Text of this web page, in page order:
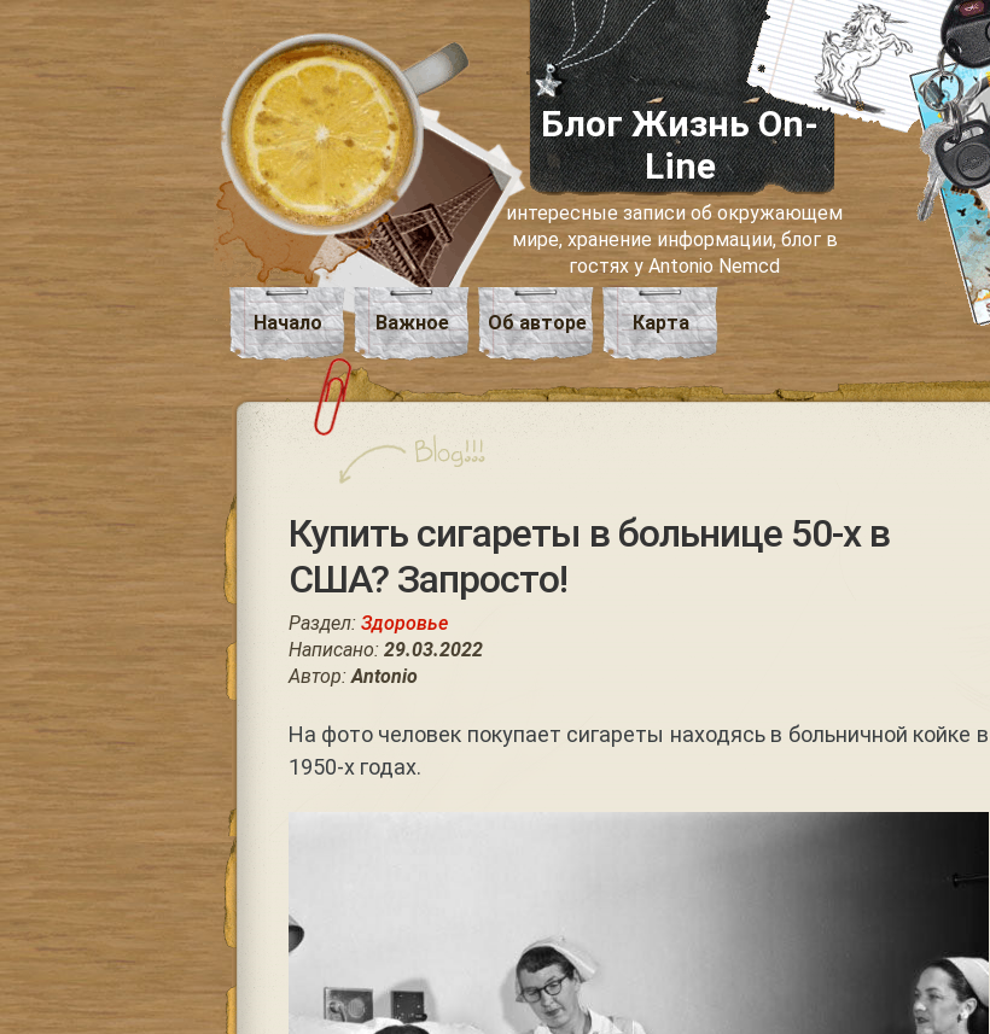
Блог Жизнь On-
Line
интересные записи об окружающем
мире, хранение информации, блог в
гостях у Antonio Nemcd
Начало Важное Об авторе Карта
Купить сигареты в больнице 50-х в
США? Запросто!
Раздел: Здоровье
Написано: 29.03.2022
Автор:Antonio
На фото человек покупает сигареты находясь в больничной койке в
1950-х годах.